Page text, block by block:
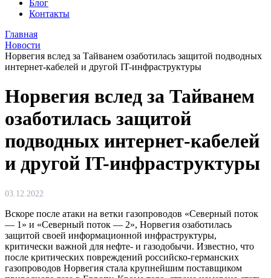
Блог
Контакты
Главная
Новости
Норвегия вслед за Тайванем озаботилась защитой подводных
интернет-кабелей и другой IT-инфраструктуры
Норвегия вслед за Тайванем
озаботилась защитой
подводных интернет-кабелей
и другой IT-инфраструктуры
03.12.2022
Вскоре после атаки на ветки газопроводов «Северный поток
— 1» и «Северный поток — 2», Норвегия озаботилась
защитой своей информационной инфраструктуры,
критически важной для нефте- и газодобычи. Известно, что
после критических повреждений российско-германских
газопроводов Норвегия стала крупнейшим поставщиком